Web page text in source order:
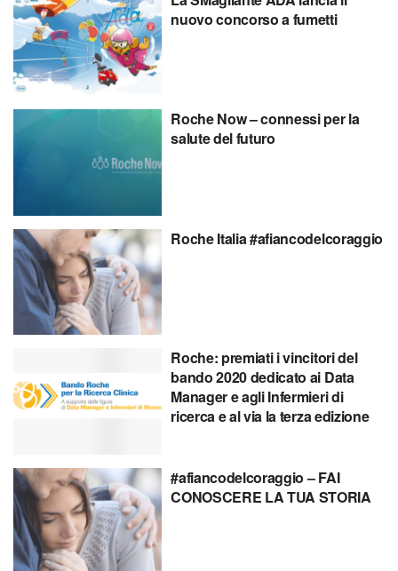
nuovo concorso a fumetti
Roche Now – connessi per la
salute del futuro
Roche Italia #afiancodelcoraggio
Roche: premiati i vincitori del
bando 2020 dedicato ai Data
Manager e agli Infermieri di
ricerca e al via la terza edizione
#afiancodelcoraggio – FAI
CONOSCERE LA TUA STORIA